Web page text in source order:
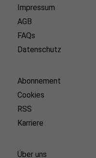
Impressum
AGB
FAQs
Datenschutz
Abonnement
Cookies
RSS
Karriere
Über uns